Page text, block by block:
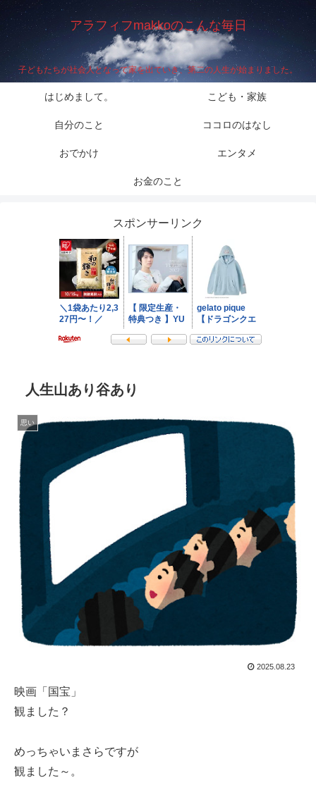
アラフィフmakkoのこんな毎日
子どもたちが社会人となって家を出ていき、第二の人生が始まりました。
はじめまして。 こども・家族
自分のこと ココロのはなし
おでかけ エンタメ
お金のこと
スポンサーリンク
人生山あり谷あり
思い
2025.08.23
映画「国宝」
観ました？
めっちゃいまさらですが
観ました～。